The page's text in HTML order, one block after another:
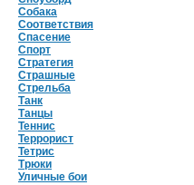
Собака
Соответствия
Спасение
Спорт
Стратегия
Страшные
Стрельба
Танк
Танцы
Теннис
Террорист
Тетрис
Трюки
Уличные бои